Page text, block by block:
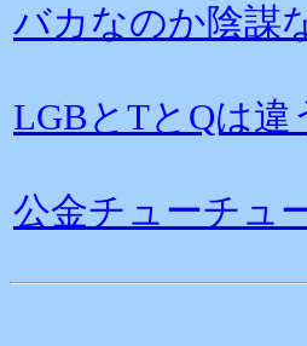
バカなのか陰
LGBとTとQは違
公金チューチュ